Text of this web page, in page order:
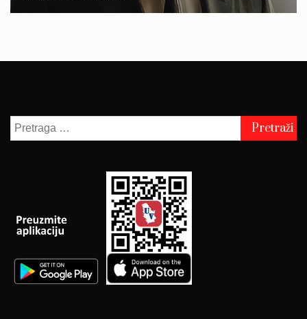
Pretraga
za: